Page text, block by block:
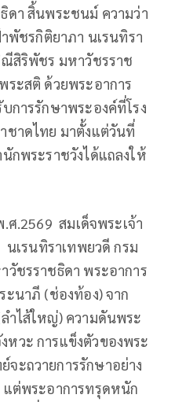
ดา สิ้นพระชนม์ ความว่า
พัชรกิติยาภา นเรนทิรา
ณีสิริพัชร มหาวัชรราช
ะสติ ด้วยพระอาการ
การรักษาพระองค์ที่โรง
ชาดไทย มาตั้งแต่วันที่
กพระราชวังได้แถลงให้
.2569 สมเด็จพระเจ้า
เรนทิราเทพยวดี กรม
ชรราชธิดา พระอาการ
ะนาภี (ช่องท้อง) จาก
ำไส้ใหญ่) ความดันพระ
วะ การแข็งตัวของพระ
ะถวายการรักษาอย่าง
แต่พระอาการทรุดหนัก